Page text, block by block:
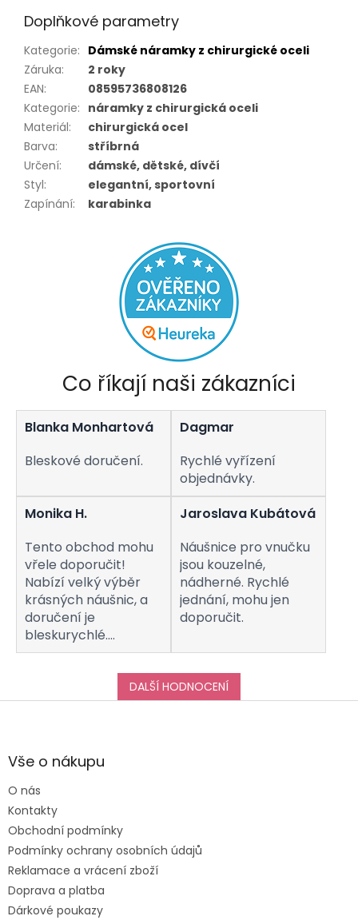
Doplňkové parametry
Kategorie: Dámské náramky z chirurgické oceli
Záruka:
2 roky
EAN:
08595736808126
Kategorie: náramky z chirurgická oceli
Materiál:
chirurgická ocel
Barva:
stříbrná
Určení:
dámské, dětské, dívčí
Styl:
elegantní, sportovní
Zapínání: karabinka
Co říkají naši zákazníci
Blanka Monhartová
Bleskové doručení.
Dagmar
Rychlé vyřízení
objednávky.
Monika H.
Tento obchod mohu
vřele doporučit!
Nabízí velký výběr
krásných náušnic, a
doručení je
bleskurychlé.
Komunikaci s
obchodem hodnotím
taktéž na jedničku!
Děkuji za vše, a určitě
Jaroslava Kubátová
Náušnice pro vnučku
jsou kouzelné,
nádherné. Rychlé
jednání, mohu jen
doporučit.
DALŠÍ HODNOCENÍ
Z
aVše o nákupu
O nás
Kontakty
Obchodní podmínky
Podmínky ochrany osobních údajů
Reklamace a vrácení zboží
Doprava a platba
Dárkové poukazy